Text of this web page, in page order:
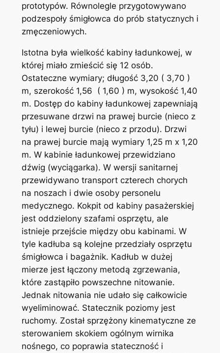
prototypów. Równolegle przygotowywano
podzespoły śmigłowca do prób statycznych i
zmęczeniowych.
Istotna była wielkość kabiny ładunkowej, w
której miało zmieścić się 12 osób.
Ostateczne wymiary; długość 3,20 ( 3,70 )
m, szerokość 1,56 ( 1,60 ) m, wysokość 1,40
m. Dostęp do kabiny ładunkowej zapewniają
przesuwane drzwi na prawej burcie (nieco z
tyłu) i lewej burcie (nieco z przodu). Drzwi
na prawej burcie mają wymiary 1,25 m x 1,20
m. W kabinie ładunkowej przewidziano
dźwig (wyciągarka). W wersji sanitarnej
przewidywano transport czterech chorych
na noszach i dwie osoby personelu
medycznego. Kokpit od kabiny pasażerskiej
jest oddzielony szafami osprzętu, ale
istnieje przejście między obu kabinami. W
tyle kadłuba są kolejne przedziały osprzętu
śmigłowca i bagażnik. Kadłub w dużej
mierze jest łączony metodą zgrzewania,
które zastąpiło powszechne nitowanie.
Jednak nitowania nie udało się całkowicie
wyeliminować. Statecznik poziomy jest
ruchomy. Został sprzężony kinematyczne ze
sterowaniem skokiem ogólnym wirnika
nośnego, co poprawia stateczność i